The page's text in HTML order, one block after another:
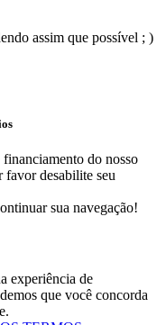
assim que possível ; )
do nosso
favor desabilite seu
sua navegação!
experiência de
que você concorda